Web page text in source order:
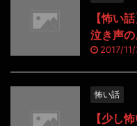
【怖い
泣き声
2017/
怖い話
【少し